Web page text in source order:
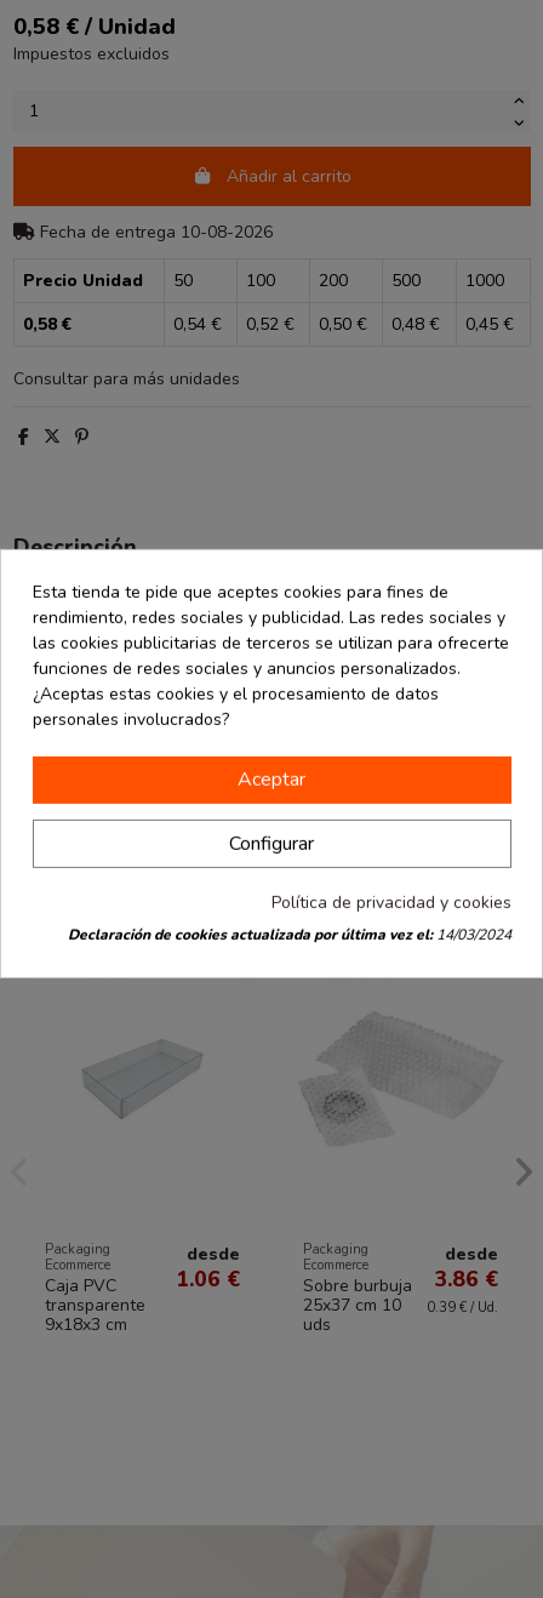
0,58 € / Unidad
Impuestos excluidos
Añadir al carrito
Fecha de entrega 10-08-2026
Precio Unidad 50 100 200 500
1000
0,58 €
0,54 € 0,52 € 0,50 € 0,48 € 0,45 €
Consultar para más unidades
Descripción
Detalles de producto
Opiniones (0)
Bola de plástico rígido. Con una medida de 5 centimetros y dos
mitades que se unen. Esta disponible en color marrón en una
mitad y transparente en la otra. Con un pequeño agujero que
facilita el poder ponerle una cinta y colgarla.
16 productos en la misma categoría:
Packaging
Ecommerce
Caja PVC
transparente
9x18x3 cm
desde
1.06 €
Packaging
Ecommerce
Sobre burbuja
25x37 cm 10
uds
desde
3.86 €
0.39 € / Ud.
Esta tienda te pide que aceptes cookies para fines de
rendimiento, redes sociales y publicidad. Las redes sociales y
las cookies publicitarias de terceros se utilizan para ofrecerte
funciones de redes sociales y anuncios personalizados.
¿Aceptas estas cookies y el procesamiento de datos
personales involucrados?
Aceptar
Configurar
Política de privacidad y cookies
Declaración de cookies actualizada por última vez el:14/03/2024